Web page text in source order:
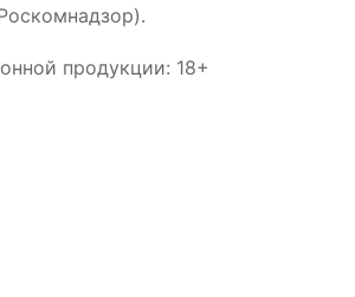
продукции: 18+